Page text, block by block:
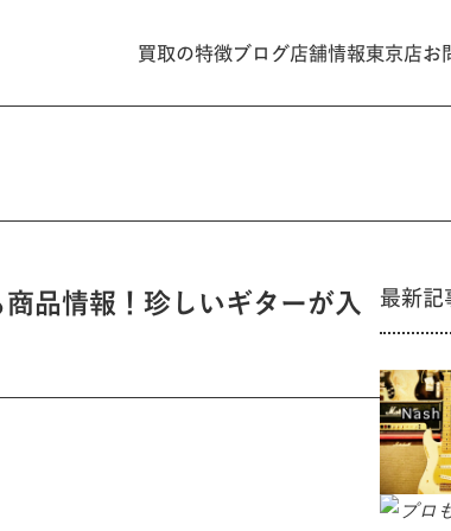
買取の特徴ブログ店舗情報東京店お
品情報！珍しいギターが入
最新記